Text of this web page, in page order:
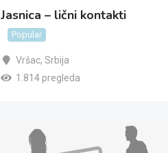
Jasnica – lični kontakti
Popular
Vršac, Srbija
1.814 pregleda